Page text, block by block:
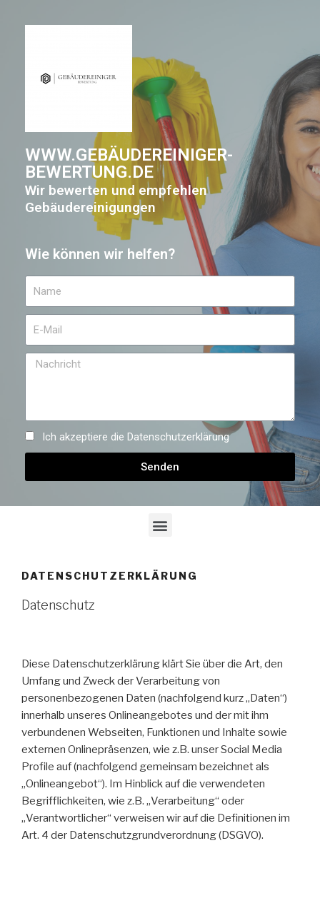
WWW.GEBÄUDEREINIGER-
BEWERTUNG.DE
Wir bewerten und empfehlen
Gebäudereinigungen
Wie können wir helfen?
Ich akzeptiere die Datenschutzerklärung
Senden
DATENSCHUTZERKLÄRUNG
Datenschutz
Diese Datenschutzerklärung klärt Sie über die Art, den
Umfang und Zweck der Verarbeitung von
personenbezogenen Daten (nachfolgend kurz „Daten“)
innerhalb unseres Onlineangebotes und der mit ihm
verbundenen Webseiten, Funktionen und Inhalte sowie
externen Onlinepräsenzen, wie z.B. unser Social Media
Profile auf (nachfolgend gemeinsam bezeichnet als
„Onlineangebot“). Im Hinblick auf die verwendeten
Begrifflichkeiten, wie z.B. „Verarbeitung“ oder
„Verantwortlicher“ verweisen wir auf die Definitionen im
Art. 4 der Datenschutzgrundverordnung (DSGVO).